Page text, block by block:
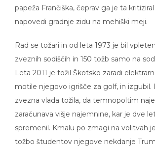
papeža Frančiška, čeprav ga je ta kritiziral
napovedi gradnje zidu na mehiški meji.
Rad se tožari in od leta 1973 je bil
zveznih sodiščih in 150 tožb samo na
Leta 2011 je tožil Škotsko zaradi
motile njegovo igrišče za golf, in izgubil.
zvezna vlada tožila, da temnopoltim
zaračunava višje najemnine, kar je dve
spremenil. Kmalu po zmagi na volitvah
tožbo študentov njegove nekdanje